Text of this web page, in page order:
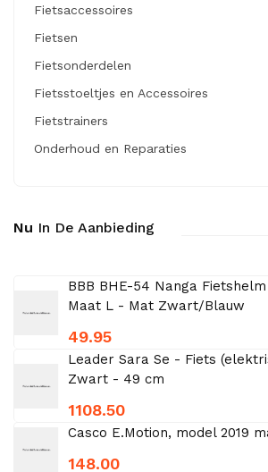
Fietsaccessoires
Fietsen
Fietsonderdelen
Fietsstoeltjes en Accessoires
Fietstrainers
Onderhoud en Reparaties
Nu In De Aanbieding
BBB BHE-54 Nanga
Maat L - Mat Zwart/Blauw
49.95
Leader Sara Se - Fiets
Zwart - 49 cm
1108.50
Casco E.Motion, model 2019
148.00